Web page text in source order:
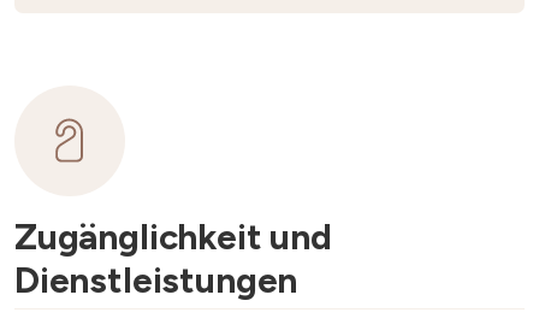
Zugänglichkeit und
Dienstleistungen